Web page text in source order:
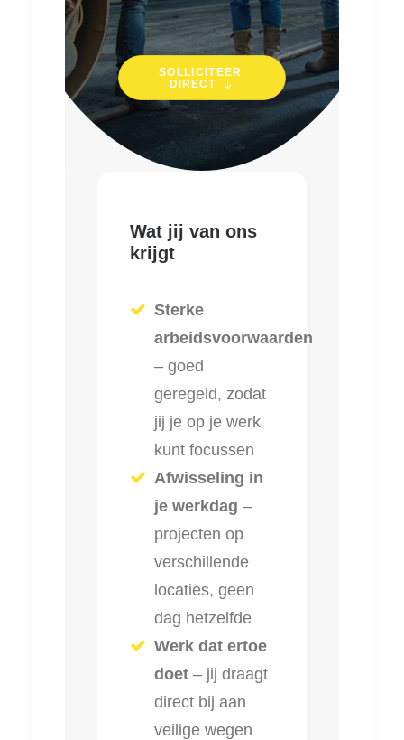
SOLLICITEER
DIRECT
Wat jij van ons
krijgt
Sterke
arbeidsvoorwaarden
– goed
geregeld, zodat
jij je op je werk
kunt focussen
Afwisseling in
je werkdag –
projecten op
verschillende
locaties, geen
dag hetzelfde
Werk dat ertoe
doet – jij draagt
direct bij aan
veilige wegen